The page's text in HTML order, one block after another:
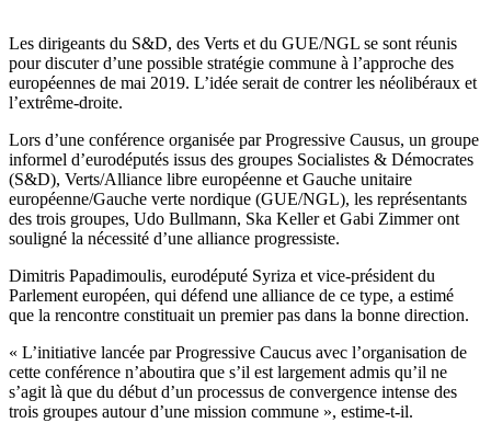
Les dirigeants du S&D, des Verts et du GUE/NGL se sont réunis
pour discuter d’une possible stratégie commune à l’approche des
européennes de mai 2019. L’idée serait de contrer les néolibéraux et
l’extrême-droite.
Lors d’une conférence organisée par Progressive Causus, un groupe
informel d’eurodéputés issus des groupes Socialistes & Démocrates
(S&D), Verts/Alliance libre européenne et Gauche unitaire
européenne/Gauche verte nordique (GUE/NGL), les représentants
des trois groupes, Udo Bullmann, Ska Keller et Gabi Zimmer ont
souligné la nécessité d’une alliance progressiste.
Dimitris Papadimoulis, eurodéputé Syriza et vice-président du
Parlement européen, qui défend une alliance de ce type, a estimé
que la rencontre constituait un premier pas dans la bonne direction.
« L’initiative lancée par Progressive Caucus avec l’organisation de
cette conférence n’aboutira que s’il est largement admis qu’il ne
s’agit là que du début d’un processus de convergence intense des
trois groupes autour d’une mission commune », estime-t-il.